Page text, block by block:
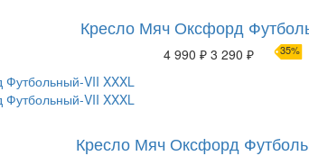
Кресло Мяч Оксфорд
4 990 ₽ 3 290 ₽ 35%
Кресло Мяч Оксфорд